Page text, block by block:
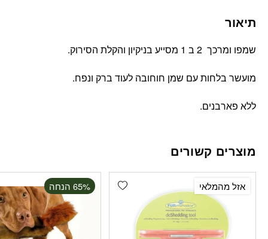
תיאור
שמפו ומרכך 2 ב 1 מסייע בניקיון והקלת הסירוק.
מועשר בלחות עם שמן חוחובה לעוד ברק ונפח.
ללא פארבנים.
מוצרים קשורים
Add wishlist אזל מהמלאי ‫65% הנחה